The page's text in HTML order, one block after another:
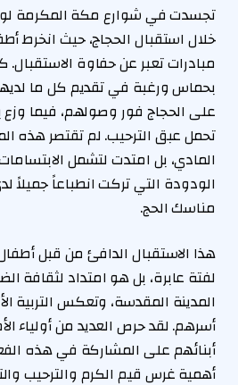
تجسدت في شوارع مكة المكرمة
خلال استقبال الحجاج، حيث انخرط
مبادرات تعبر عن حفاوة
بحماس ورغبة في تقديم كل ما
على الحجاج فور وصولهم، فيما
تحمل عبق الترحيب. لم تقتصر هذه
المادي، بل امتدت لتشمل
الودودة التي تركت انطباعاً جميلاً
مناسك الحج.
هذا الاستقبال الدافئ من قبل
لفتة عابرة، بل هو امتداد لثقافة
المدينة المقدسة، وتعكس التربية
أسرهم. لقد حرص العديد من أولياء
أبنائهم على المشاركة في هذه
أهمية غرس قيم الكرم والترحيب